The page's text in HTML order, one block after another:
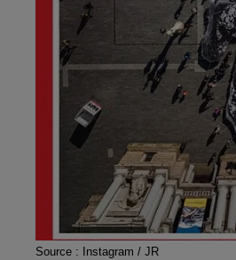
Source : Instagram / JR